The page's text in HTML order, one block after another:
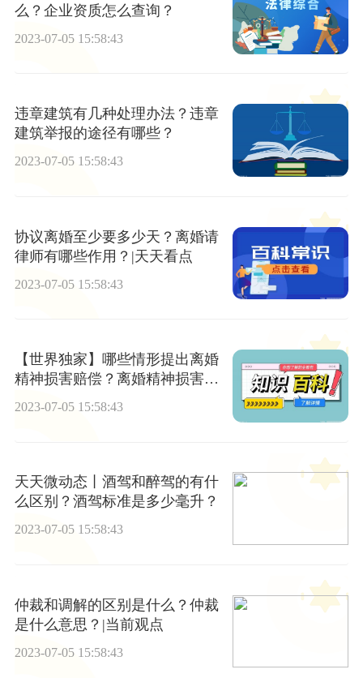
么？企业资质怎么查询？
2023-07-05 15:58:43
违章建筑有几种处理办法？违章
建筑举报的途径有哪些？
2023-07-05 15:58:43
协议离婚至少要多少天？离婚请
律师有哪些作用？|天天看点
2023-07-05 15:58:43
【世界独家】哪些情形提出离婚
精神损害赔偿？离婚精神损害赔
偿有什么法律依据？
2023-07-05 15:58:43
天天微动态丨酒驾和醉驾的有什
么区别？酒驾标准是多少毫升？
2023-07-05 15:58:43
仲裁和调解的区别是什么？仲裁
是什么意思？|当前观点
2023-07-05 15:58:43